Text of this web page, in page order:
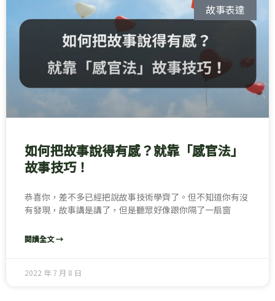
故事表達
如何把故事說得有感？就靠「感官法」
故事技巧！
恭喜你，差不多已經把說故事技術學齊了。但不知道你有沒
有發現，故事講是講了，但是聽眾好像跟你隔了一扇窗
閱讀全文 →
2022 年 7 月 8 日